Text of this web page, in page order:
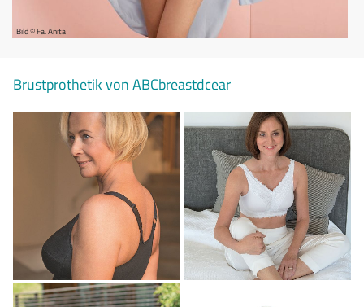
Bild © Fa. Anita
Brustprothetik von ABCbreastdcear